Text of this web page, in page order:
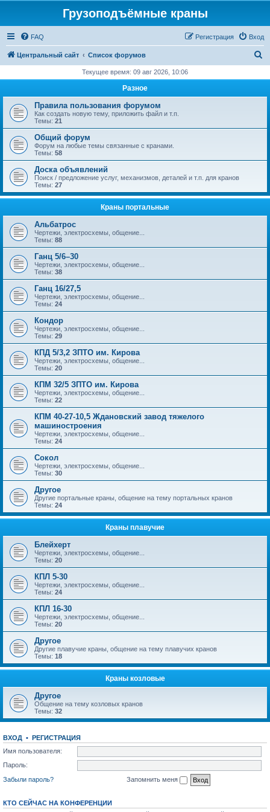
Грузоподъёмные краны
FAQ Вход
Регистрация
Центральный сайт Список форумов
с
Текущее время: 09 авг 2026, 10:06
Разное
Правила пользования форумом
Как создать новую тему, приложить файл и т.п.
Темы: 21
Общий форум
Форум на любые темы связанные с кранами.
Темы: 58
Доска объявлений
Поиск / предложение услуг, механизмов, деталей и т.п. для кранов
Темы: 27
Краны портальные
Альбатрос
Чертежи, электросхемы, общение...
Темы: 88
Ганц 5/6–30
Чертежи, электросхемы, общение...
Темы: 38
Ганц 16/27,5
Чертежи, электросхемы, общение...
Темы: 24
Кондор
Чертежи, электросхемы, общение...
Темы: 29
КПД 5/3,2 ЗПТО им. Кирова
Чертежи, электросхемы, общение...
Темы: 20
КПМ 32/5 ЗПТО им. Кирова
Чертежи, электросхемы, общение...
Темы: 22
КПМ 40-27-10,5 Ждановский завод тяжелого
машиностроения
Чертежи, электросхемы, общение...
Темы: 24
Сокол
Чертежи, электросхемы, общение...
Темы: 30
Другое
Другие портальные краны, общение на тему портальных кранов
Темы: 24
Краны плавучие
Блейхерт
Чертежи, электросхемы, общение...
Темы: 20
КПЛ 5-30
Чертежи, электросхемы, общение...
Темы: 24
КПЛ 16-30
Чертежи, электросхемы, общение...
Темы: 20
Другое
Другие плавучие краны, общение на тему плавучих кранов
Темы: 18
Краны козловые
Другое
Общение на тему козловых кранов
Темы: 32
ВХОД • РЕГИСТРАЦИЯ
Имя пользователя:
Пароль:
Забыли пароль?
Запомнить меня
КТО СЕЙЧАС НА КОНФЕРЕНЦИИ